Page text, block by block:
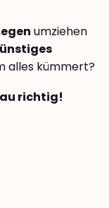
umziehen
alles kümmert?
richtig!